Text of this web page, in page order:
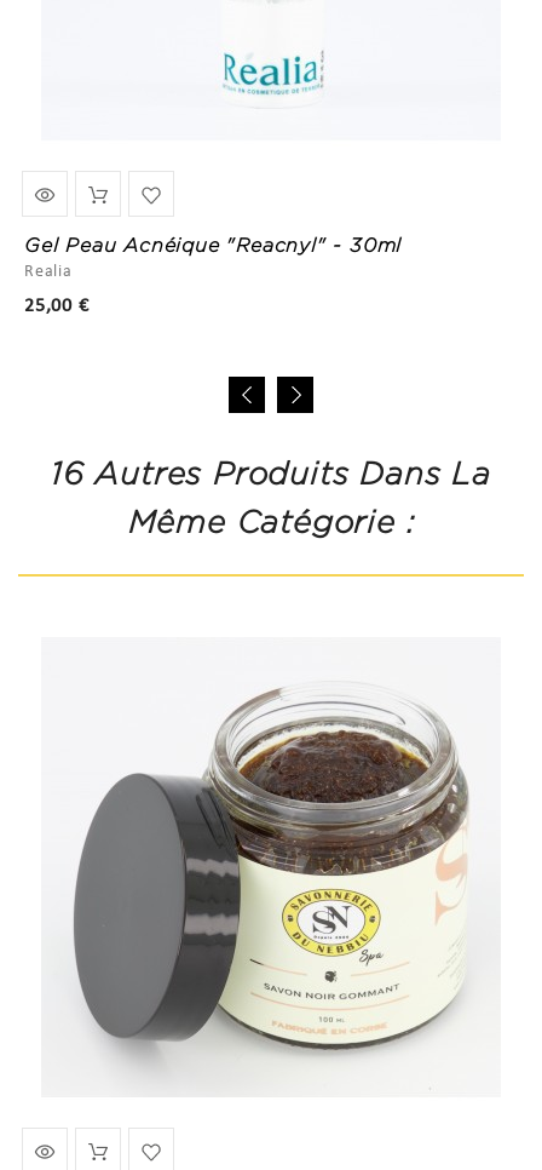
Gel Peau Acnéique "Reacnyl" - 30ml
Realia
25,00 €
16 Autres Produits Dans La
Même Catégorie :